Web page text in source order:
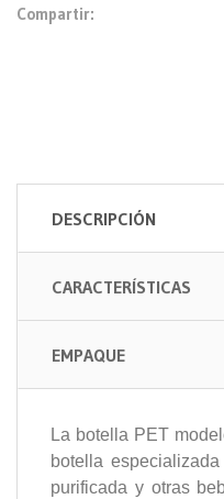
Compartir:
DESCRIPCIÓN
CARACTERÍSTICAS
EMPAQUE
La botella PET
botella
purificada y otras